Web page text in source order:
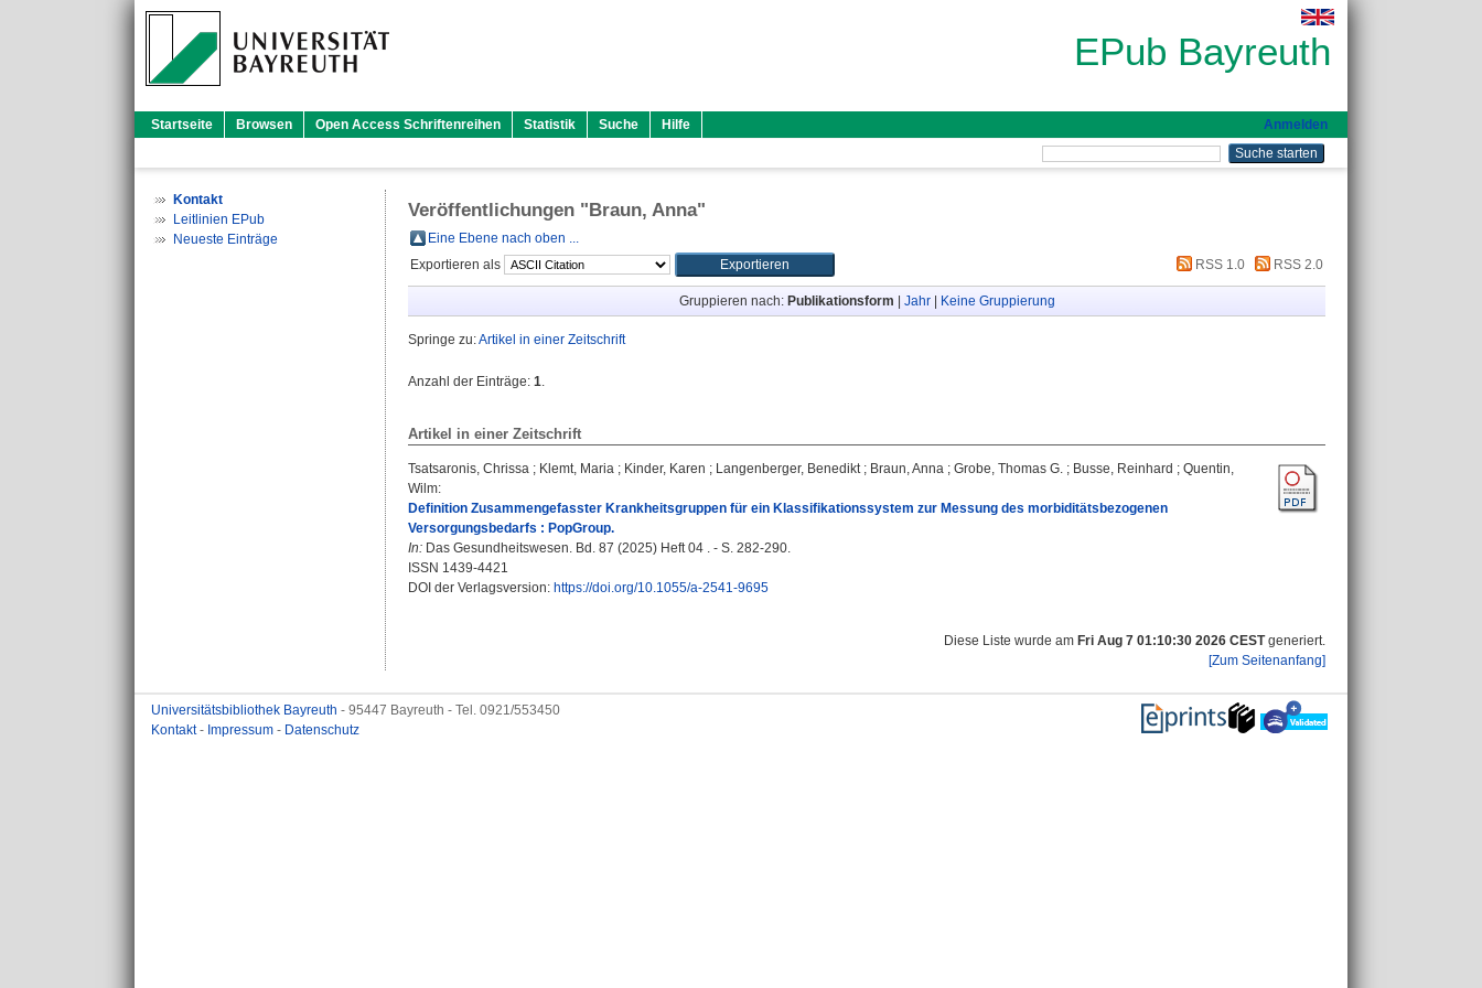
EPub Bayreuth
Startseite Browsen Open Access Schriftenreihen Statistik Suche Hilfe Anmelden
Kontakt
Leitlinien EPub
Neueste Einträge
Veröffentlichungen "Braun, Anna"
Eine Ebene nach oben ...
Exportieren als
RSS 1.0 RSS 2.0
Gruppieren nach: Publikationsform Jahr| Keine Gruppierung
Springe zu:Artikel in einer Zeitschrift
Anzahl der Einträge: 1.
Artikel in einer Zeitschrift
Tsatsaronis, Chrissa ; Klemt, Maria ; Kinder, Karen ; Langenberger, Benedikt; Braun, Anna ; Grobe, Thomas G. ; Busse, Reinhard ; Quentin,
Wilm:
Definition Zusammengefasster Krankheitsgruppen für ein Klassifikationssystem zur Messung des morbiditätsbezogenen
Versorgungsbedarfs : PopGroup.
In: Das Gesundheitswesen. Bd. 87 (2025) Heft 04 . - S. 282-290.
ISSN 1439-4421
DOI der Verlagsversion: https://doi.org/10.1055/a-2541-9695
Diese Liste wurde am Fri Aug 7 01:10:30 2026 CESTgeneriert.
[Zum Seitenanfang]
Universitätsbibliothek Bayreuth - 95447 Bayreuth - Tel. 0921/553450
Kontakt- Impressum - Datenschutz